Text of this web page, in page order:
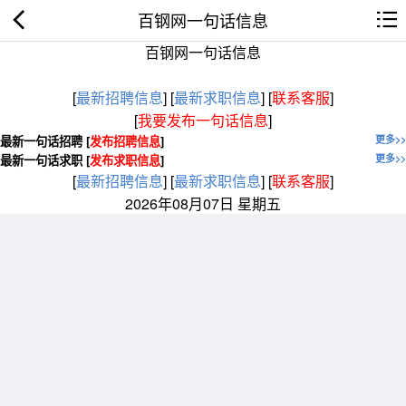
百钢网一句话信息
百钢网一句话信息
[最新招聘信息] [最新求职信息] [联系客服]
[我要发布一句话信息]
更多>>
最新一句话招聘 [发布招聘信息]
更多>>
最新一句话求职 [发布求职信息]
[最新招聘信息] [最新求职信息] [联系客服]
2026年08月07日 星期五